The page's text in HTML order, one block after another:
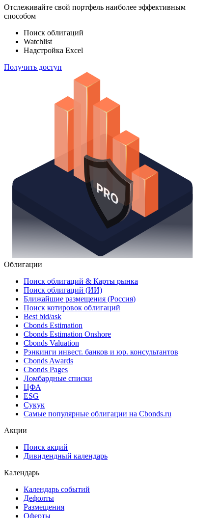
100 000
Отслеживайте свой портфель наиболее эффективным
способом
Поиск облигаций
Надстройка Excel
Получить доступ
Облигации
Поиск облигаций & Карты рынка
Поиск облигаций (ИИ)
Ближайшие размещения (Россия)
Поиск котировок облигаций
Best bid/ask
Cbonds Estimation
Cbonds Estimation Onshore
Cbonds Valuation
Рэнкинги инвест. банков и юр. консультантов
Cbonds Awards
Cbonds Pages
Ломбардные списки
ESG
Самые популярные облигации на Cbonds.ru
Дивидендный календарь
Календарь